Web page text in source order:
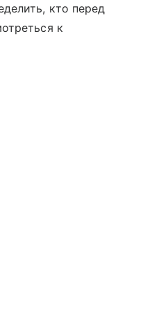
кто перед
к